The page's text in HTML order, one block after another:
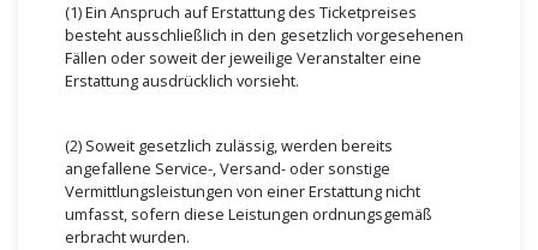
(1) Ein Anspruch auf Erstattung des Ticketpreises
besteht ausschließlich in den gesetzlich vorgesehenen
Fällen oder soweit der jeweilige Veranstalter eine
Erstattung ausdrücklich vorsieht.
(2) Soweit gesetzlich zulässig, werden bereits
angefallene Service-, Versand- oder sonstige
Vermittlungsleistungen von einer Erstattung nicht
umfasst, sofern diese Leistungen ordnungsgemäß
erbracht wurden.